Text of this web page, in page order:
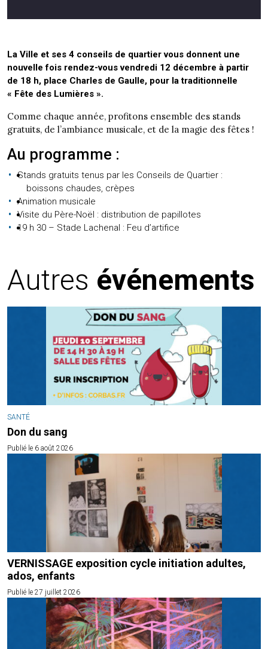
La Ville et ses 4 conseils de quartier vous donnent une
nouvelle fois rendez-vous vendredi 12 décembre à partir
de 18 h, place Charles de Gaulle, pour la traditionnelle
« Fête des Lumières ».
Comme chaque année, profitons ensemble des stands
gratuits, de l’ambiance musicale, et de la magie des fêtes !
Au programme :
Stands gratuits tenus par les Conseils de Quartier :
boissons chaudes, crèpes
Animation musicale
Visite du Père-Noël : distribution de papillotes
19 h 30 – Stade Lachenal : Feu d’artifice
Autres événements
SANTÉ
Don du sang
Publié le 6 août 2026
VERNISSAGE exposition cycle initiation adultes,
ados, enfants
Publié le 27 juillet 2026